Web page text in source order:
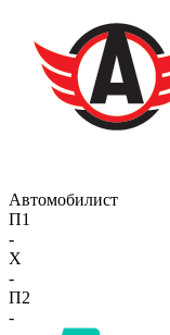
Автомобилист
П1
-
X
-
П2
-